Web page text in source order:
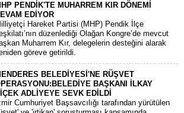
PENDİK'TE MUHARREM KIR DÖNEMİ
EDİYOR
Hareket Partisi (MHP) Pendik İlçe
düzenlediği Olağan Kongre’de mevcut
Muharrem Kır, delegelerin desteğini alarak
göreve getirildi.
BELEDİYESİ'NE RÜŞVET
BAŞKANI İLKAY
ADLİYEYE SEVK EDİLDİ
Cumhuriyet Başsavcılığı tarafından yürütülen